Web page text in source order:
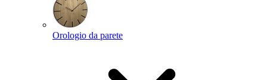
Orologio da parete